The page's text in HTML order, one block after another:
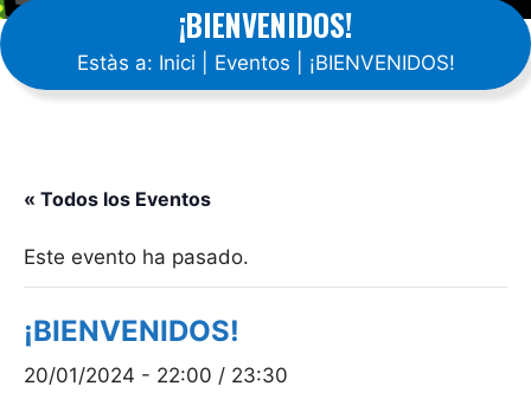
¡BIENVENIDOS!
Estàs a: Inici Eventos ¡BIENVENIDOS!
« Todos los Eventos
Este evento ha pasado.
¡BIENVENIDOS!
20/01/2024 - 22:00 / 23:30